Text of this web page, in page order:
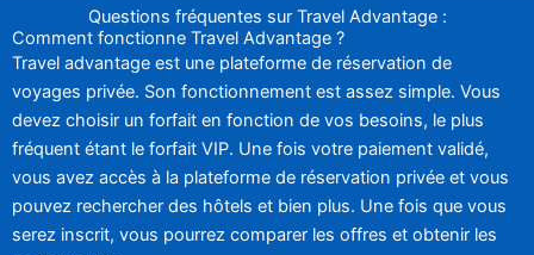
Questions fréquentes sur Travel Advantage :
Comment fonctionne Travel Advantage ?
Travel advantage est une plateforme de réservation de
voyages privée. Son fonctionnement est assez simple. Vous
devez choisir un forfait en fonction de vos besoins, le plus
fréquent étant le forfait VIP. Une fois votre paiement validé,
vous avez accès à la plateforme de réservation privée et vous
pouvez rechercher des hôtels et bien plus. Une fois que vous
serez inscrit, vous pourrez comparer les offres et obtenir les